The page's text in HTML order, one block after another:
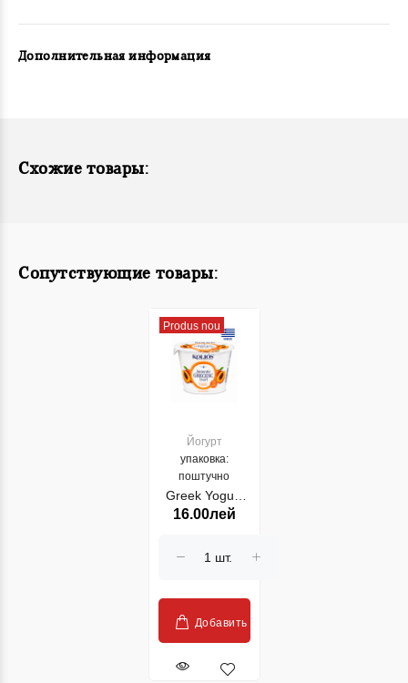
Дополнительная информация
Схожие товары:
Сопутствующие товары:
Produs nou
Йогурт
упаковка:
поштучно
Greek Yogurt
Kolios 2%
16.00лей
Добавить